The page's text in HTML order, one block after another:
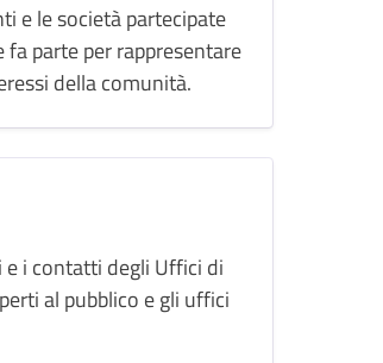
e le società partecipate
fa parte per rappresentare
della comunità.
i contatti degli Uffici di
al pubblico e gli uffici